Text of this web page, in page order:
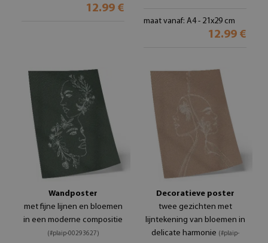
12.99 €
maat vanaf: A4 - 21x29 cm
12.99 €
Wandposter
met fijne lijnen en bloemen
in een moderne compositie
(#plaip-00293627)
Decoratieve poster
twee gezichten met
lijntekening van bloemen in
delicate harmonie (#plaip-